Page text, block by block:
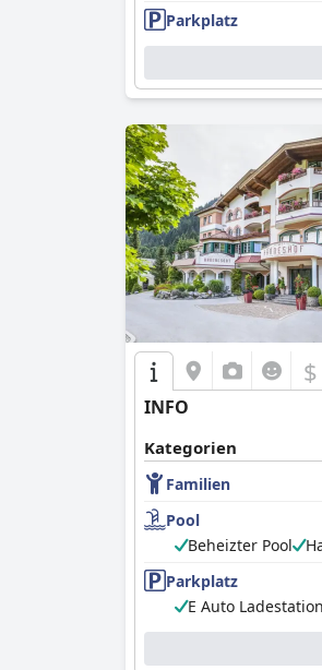
Parkplatz
$
INFO
Kategorien
Familien
Pool
Beheizter Pool
Parkplatz
E Auto Ladestation